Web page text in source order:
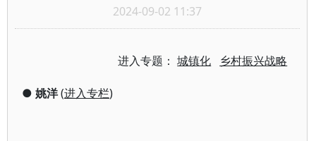
2024-09-02 11:37
进入专题：城镇化 乡村振兴战略
● 姚洋(进入专栏)